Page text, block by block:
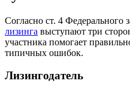
Согласно ст. 4 Федерального
лизинга выступают три
участника помогает
типичных ошибок.
Лизингодатель